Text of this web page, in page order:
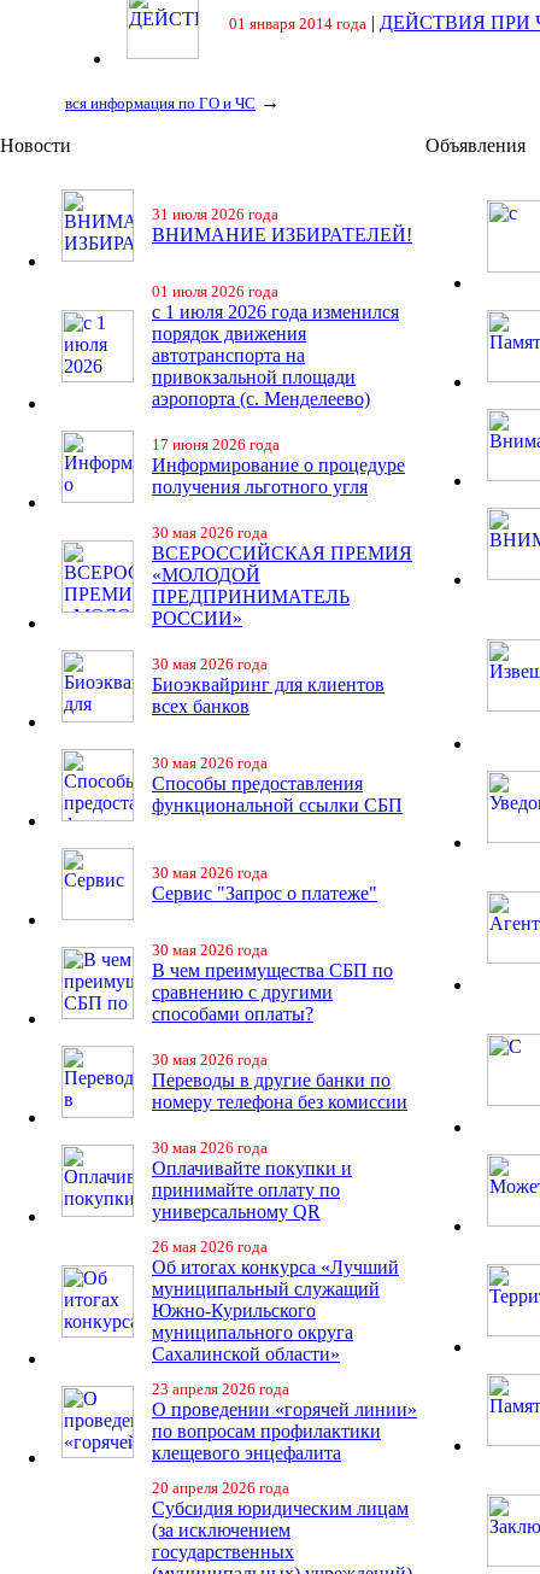
01 января 2014 года | ДЕЙСТВИЯ ПРИ
вся информация по ГО и ЧС →
Новости
31 июля 2026 года
ВНИМАНИЕ ИЗБИРАТЕЛЕЙ!
01 июля 2026 года
с 1 июля 2026 года изменился
порядок движения
автотранспорта на
привокзальной площади
аэропорта (с. Менделеево)
17 июня 2026 года
Информирование о процедуре
получения льготного угля
30 мая 2026 года
ВСЕРОССИЙСКАЯ ПРЕМИЯ
«МОЛОДОЙ
ПРЕДПРИНИМАТЕЛЬ
РОССИИ»
30 мая 2026 года
Биоэквайринг для клиентов
всех банков
30 мая 2026 года
Способы предоставления
функциональной ссылки СБП
30 мая 2026 года
Сервис "Запрос о платеже"
30 мая 2026 года
В чем преимущества СБП по
сравнению с другими
способами оплаты?
30 мая 2026 года
Переводы в другие банки по
номеру телефона без комиссии
30 мая 2026 года
Оплачивайте покупки и
принимайте оплату по
универсальному QR
26 мая 2026 года
Об итогах конкурса «Лучший
муниципальный служащий
Южно-Курильского
муниципального округа
Сахалинской области»
23 апреля 2026 года
О проведении «горячей линии»
по вопросам профилактики
клещевого энцефалита
20 апреля 2026 года
Субсидия юридическим лицам
(за исключением
государственных
Объявления